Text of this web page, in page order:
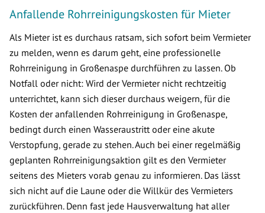
Anfallende Rohrreinigungskosten für Mieter
Als Mieter ist es durchaus ratsam, sich sofort beim Vermieter
zu melden, wenn es darum geht, eine professionelle
Rohrreinigung in Großenaspe durchführen zu lassen. Ob
Notfall oder nicht: Wird der Vermieter nicht rechtzeitig
unterrichtet, kann sich dieser durchaus weigern, für die
Kosten der anfallenden Rohrreinigung in Großenaspe,
bedingt durch einen Wasseraustritt oder eine akute
Verstopfung, gerade zu stehen. Auch bei einer regelmäßig
geplanten Rohrreinigungsaktion gilt es den Vermieter
seitens des Mieters vorab genau zu informieren. Das lässt
sich nicht auf die Laune oder die Willkür des Vermieters
zurückführen. Denn fast jede Hausverwaltung hat aller